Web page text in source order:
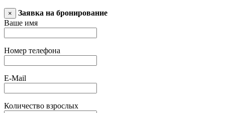
×
Заявка на бронирование
Ваше имя
Номер телефона
E-Mail
Количество взрослых